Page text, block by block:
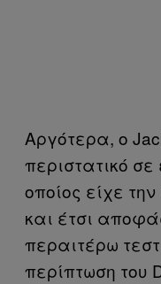
Αργότερα, ο
περιστατικό
οποίος είχε
και έτσι
περαιτέρω
περίπτωση του